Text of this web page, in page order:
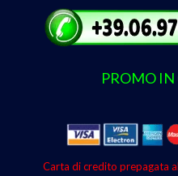
PROMO IN
Carta di credito prepagata